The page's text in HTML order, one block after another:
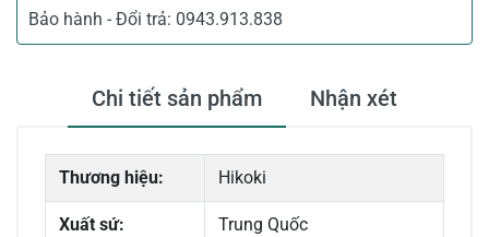
Bảo hành - Đổi trả: 0943.913.838
Chi tiết sản phẩm Nhận xét
Thương hiệu: Hikoki
Xuất sứ: Trung Quốc